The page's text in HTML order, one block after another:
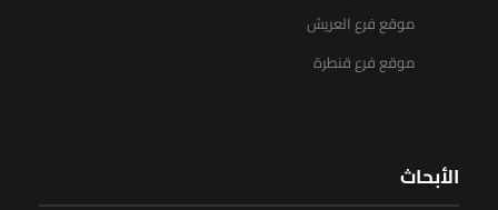
موقع فرع العريش
موقع فرع قنطرة
الأبحاث